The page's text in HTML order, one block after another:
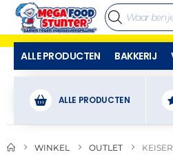
ALLE PRODUCTEN BAKKERIJ
ALLE PRODUCTEN
WINKEL OUTLET